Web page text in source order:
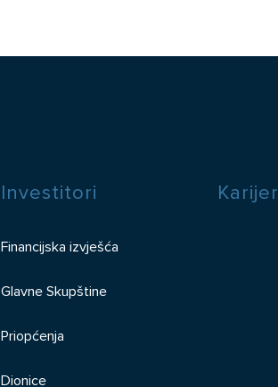
Investitori
Financijska izvješća
Glavne Skupštine
Priopćenja
Dionice